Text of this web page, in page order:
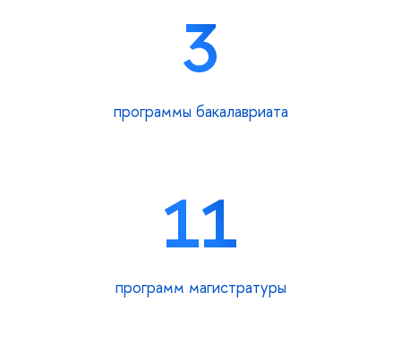
3
программы бакалавриата
11
программ магистратуры